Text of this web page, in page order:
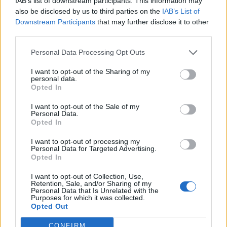
also be disclosed by us to third parties on the IAB’s List of
Downstream Participants that may further disclose it to other
Personal Data Processing Opt Outs
I want to opt-out of the Sharing of my
personal data.
Opted In
I want to opt-out of the Sale of my
Personal Data.
Opted In
I want to opt-out of processing my
Personal Data for Targeted Advertising.
Opted In
I want to opt-out of Collection, Use,
Retention, Sale, and/or Sharing of my
Personal Data that Is Unrelated with the
Purposes for which it was collected.
Opted Out
17 Agustin Meli Coghinas Calcio 6
Gabriele Bazzoni San Giorgio Perfugas